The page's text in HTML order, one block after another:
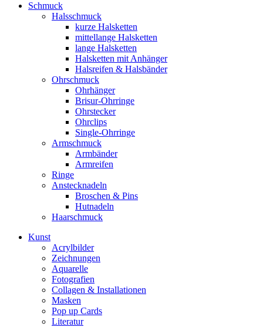
Schmuck
Halsschmuck
kurze Halsketten
mittellange Halsketten
lange Halsketten
Halsketten mit Anhänger
Halsreifen & Halsbänder
Ohrschmuck
Ohrhänger
Brisur-Ohrringe
Ohrstecker
Ohrclips
Single-Ohrringe
Armschmuck
Armbänder
Armreifen
Ringe
Anstecknadeln
Broschen & Pins
Hutnadeln
Haarschmuck
Kunst
Acrylbilder
Zeichnungen
Aquarelle
Fotografien
Collagen & Installationen
Masken
Pop up Cards
Literatur